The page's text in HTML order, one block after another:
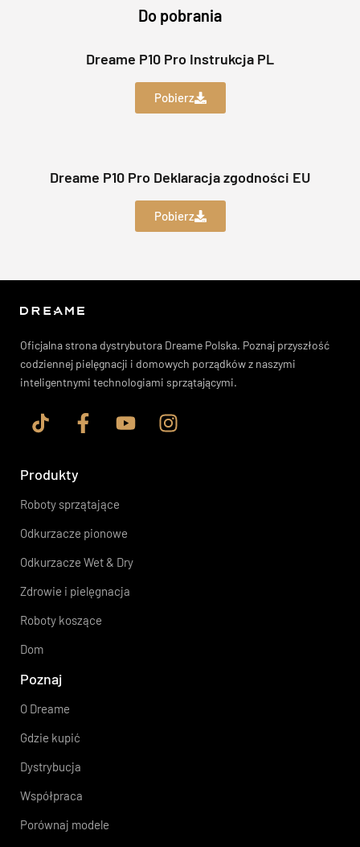
Do pobrania
Dreame P10 Pro Instrukcja PL
Pobierz
Dreame P10 Pro Deklaracja zgodności EU
Pobierz
Oficjalna strona dystrybutora Dreame Polska. Poznaj przyszłość
codziennej pielęgnacji i domowych porządków z naszymi
inteligentnymi technologiami sprzątającymi.
Produkty
Roboty sprzątające
Odkurzacze pionowe
Odkurzacze Wet & Dry
Zdrowie i pielęgnacja
Roboty koszące
Dom
Poznaj
O Dreame
Gdzie kupić
Dystrybucja
Współpraca
Porównaj modele